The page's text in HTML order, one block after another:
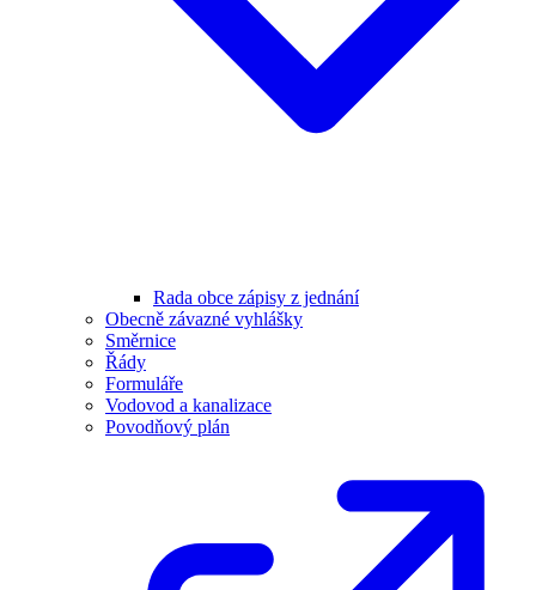
Rada obce zápisy z jednání
Obecně závazné vyhlášky
Směrnice
Řády
Formuláře
Vodovod a kanalizace
Povodňový plán